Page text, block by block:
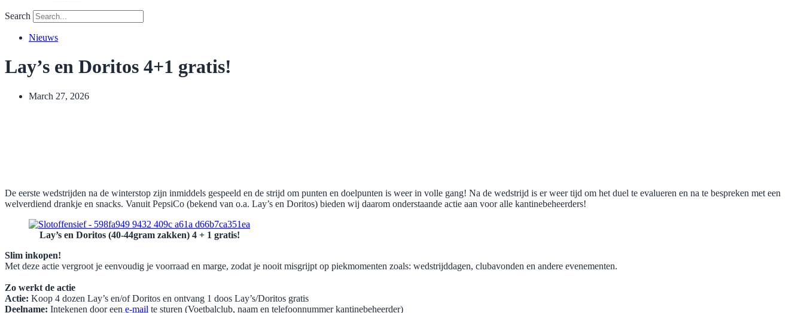
Search
Nieuws
Lay’s en Doritos 4+1 gratis!
March 27, 2026
De eerste wedstrijden na de winterstop zijn inmiddels gespeeld en de strijd om punten en doelpunten is weer in volle gang! Na de wedstrijd is er weer tijd om het duel te evalueren en na te bespreken met een
welverdiend drankje en snacks. Vanuit PepsiCo (bekend van o.a. Lay’s en Doritos) bieden wij daarom onderstaande actie aan voor alle kantinebeheerders!
Lay’s en Doritos (40-44gram zakken) 4 + 1 gratis!
Slim inkopen!
Met deze actie vergroot je eenvoudig je voorraad en marge, zodat je nooit misgrijpt op piekmomenten zoals: wedstrijddagen, clubavonden en andere evenementen.
Zo werkt de actie
Actie: Koop 4 dozen Lay’s en/of Doritos en ontvang 1 doos Lay’s/Doritos gratis
Deelname: Intekenen door een e-mail te sturen (Voetbalclub, naam en telefoonnummer kantinebeheerder)